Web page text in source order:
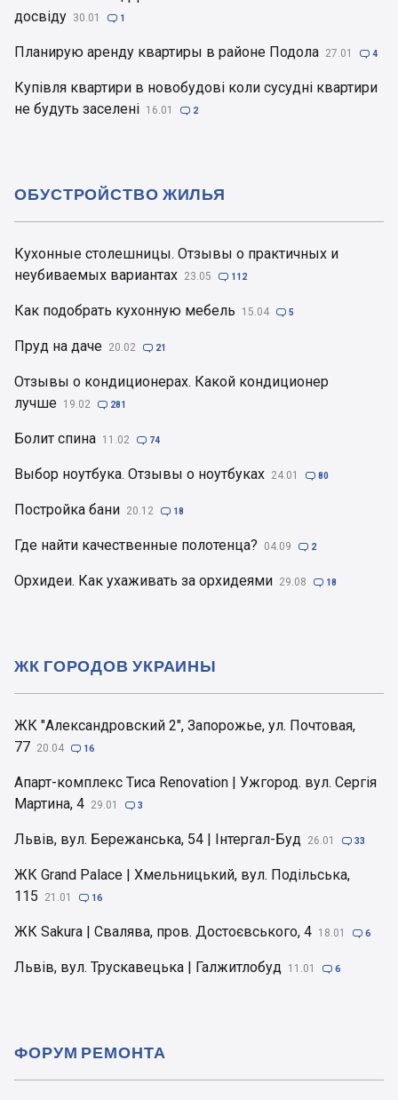
досвіду 30.01  1
Планирую аренду квартиры в районе Подола 27.01  4
Купівля квартири в новобудові коли сусудні квартири
не будуть заселені 16.01  2
Кухонные столешницы. Отзывы о практичных и
неубиваемых вариантах 23.05  112
Как подобрать кухонную мебель 15.04  5
Пруд на даче 20.02  21
Отзывы о кондиционерах. Какой кондиционер
лучше 19.02  281
Болит спина 11.02  74
Выбор ноутбука. Отзывы о ноутбуках 24.01  80
Постройка бани 20.12  18
Где найти качественные полотенца? 04.09  2
Орхидеи. Как ухаживать за орхидеями 29.08  18
ОБУСТРОЙСТВО ЖИЛЬЯ
ЖК "Александровский 2", Запорожье, ул. Почтовая,
77 20.04  16
Апарт-комплекс Тиса Renovation | Ужгород. вул. Сергія
Мартина, 4 29.01  3
Львів, вул. Бережанська, 54 | Інтергал-Буд 26.01  33
ЖК Grand Palace | Хмельницький, вул. Подільська,
115
21.01  16
ЖК Sakura | Свалява, пров. Достоєвського, 4 18.01  6
Львів, вул. Трускавецька | Галжитлобуд 11.01  6
ЖК ГОРОДОВ УКРАИНЫ
ФОРУМ РЕМОНТА